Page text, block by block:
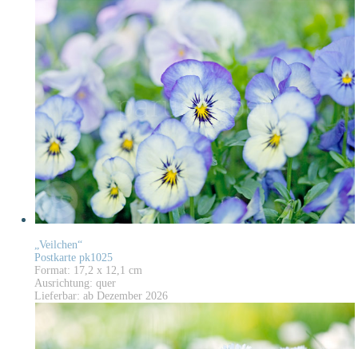
„Veilchen“
Postkarte pk1025
Format: 17,2 x 12,1 cm
Ausrichtung: quer
Lieferbar: ab Dezember 2026